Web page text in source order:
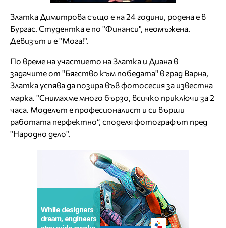
Златка Димитрова също е на 24 години, родена е в
Бургас. Студентка е по "Финанси", неомъжена.
Девизът и е "Мога!".
По време на участието на Златка и Диана в
задачите от "Бягство към победата" в град Варна,
Златка успява да позира във фотосесия за известна
марка. "Снимахме много бързо, всичко приключи за 2
часа. Моделът е професионалист и си върши
работата перфектно“, споделя фотографът пред
"Народно дело".